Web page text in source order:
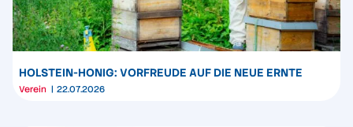
HOLSTEIN-HONIG: VORFREUDE AUF DIE NEUE ERNTE
Verein 22.07.2026